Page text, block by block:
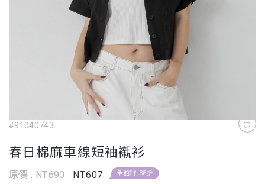
#91040743
春日棉麻車線短袖襯衫
原價 : NT.690 NT.607 全館3件88折